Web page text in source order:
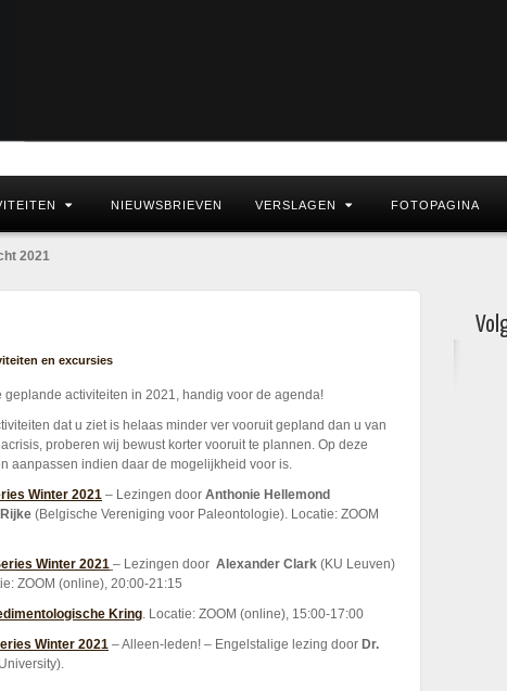
NIEUWSBRIEVEN VERSLAGEN FOTOPAGINA
2021
en excursies
activiteiten in 2021, handig voor de agenda!
dat u ziet is helaas minder ver vooruit gepland dan u van
proberen wij bewust korter vooruit te plannen. Op deze
aanpassen indien daar de mogelijkheid voor is.
Winter 2021 – Lezingen door Anthonie Hellemond
(Belgische Vereniging voor Paleontologie). Locatie: ZOOM
Winter 2021 – Lezingen door Alexander Clark (KU Leuven)
ZOOM (online), 20:00-21:15
Kring. Locatie: ZOOM (online), 15:00-17:00
Winter 2021 – Alleen-leden! – Engelstalige lezing door Dr.